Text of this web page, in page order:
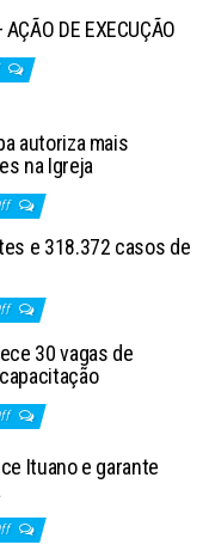
DE EXECUÇÃO
autoriza mais
na Igreja
e 318.372 casos de
30 vagas de
Ituano e garante